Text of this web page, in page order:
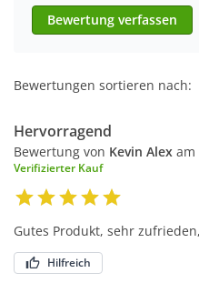
Bewertung verfassen
Bewertungen sortieren nach:
Hervorragend
Bewertung von Kevin Alex am
Verifizierter Kauf
Gutes Produkt, sehr
Hilfreich